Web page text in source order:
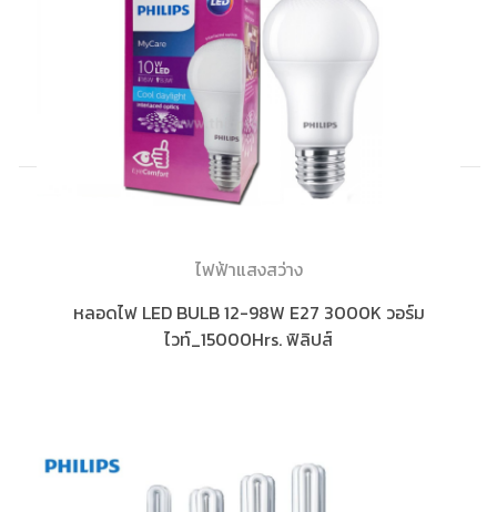
ไฟฟ้าแสงสว่าง
หลอดไฟ LED BULB 12-98W E27 3000K วอร์ม
ไวท์_15000Hrs. ฟิลิปส์